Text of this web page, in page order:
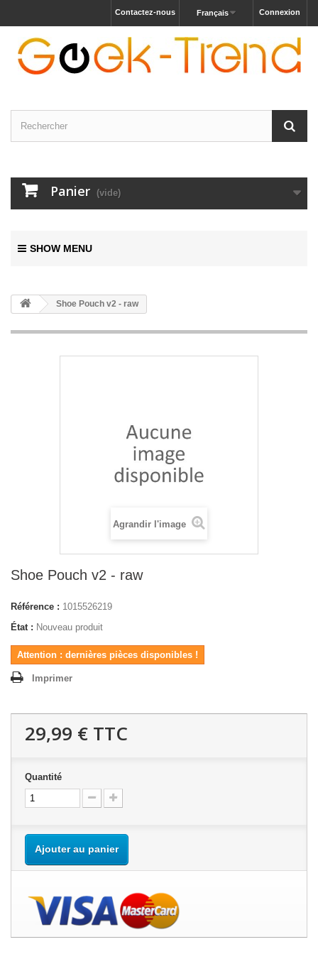
Connexion
Français
Contactez-nous
Panier (vide)
SHOW MENU
Shoe Pouch v2 - raw
Agrandir l'image
Shoe Pouch v2 - raw
Référence : 1015526219
État : Nouveau produit
Attention : dernières pièces disponibles !
Imprimer
29,99 € TTC
Quantité
Ajouter au panier